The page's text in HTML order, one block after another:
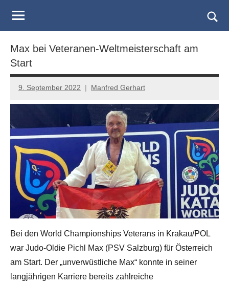
Judo
Landesverband
Salzburg
Max bei Veteranen-Weltmeisterschaft am
Start
9. September 2022 Manfred Gerhart
Bei den World Championships Veterans in Krakau/POL
war Judo-Oldie Pichl Max (PSV Salzburg) für Österreich
am Start. Der „unverwüstliche Max“ konnte in seiner
langjährigen Karriere bereits zahlreiche